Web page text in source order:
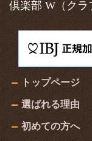
倶楽部 W （ク
トップページ
選ばれる理由
初めての方へ